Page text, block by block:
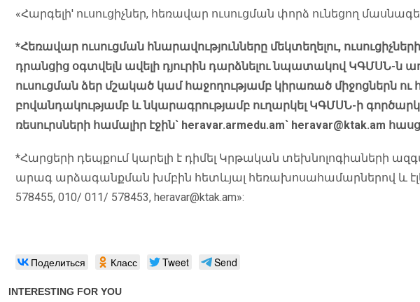
«Հարգելի' ուսուցիչներ, հեռավար ուսուցման փորձ ունեցող
*Հեռավար ուսուցման հնարավությունները մեկտեղելու,
դրանցից օգտվելն ավելի դյուրին դարձնելու նպատակով ԿԳՄՍՆ-ն
ուսուցման ձեր մշակած կամ հաջողությամբ կիրառած միջոցներն
բովանդակությամբ և նկարագրությամբ ուղարկել ԿԳՄՍՆ-ի
ռեսուրսների համալիր էջին` heravar.armedu.am` heravar@ktak.am
*Հարցերի դեպքում կարելի է դիմել Կրթական տեխնոլոգիաների
արագ արձագանքման խմբին հետևյալ հեռախոսահամարներով և
578455, 010/ 011/ 578453, heravar@ktak.am»:
Поделиться Класс Tweet Send